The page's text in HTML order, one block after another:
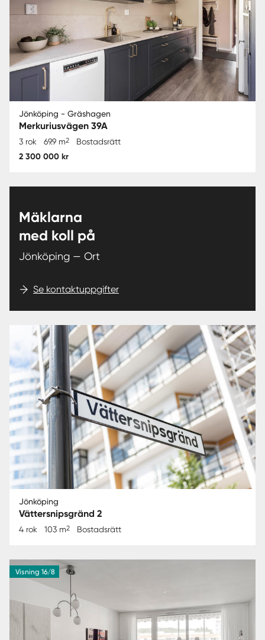
Jönköping - Gräshagen
Merkuriusvägen 39A
3 rok 69.9 m2 Bostadsrätt
2 300 000 kr
Mäklarna
med koll på
Jönköping — Ort
Se kontaktuppgifter
Jönköping
Vättersnipsgränd 2
4 rok 103 m2 Bostadsrätt
Visning 16/8